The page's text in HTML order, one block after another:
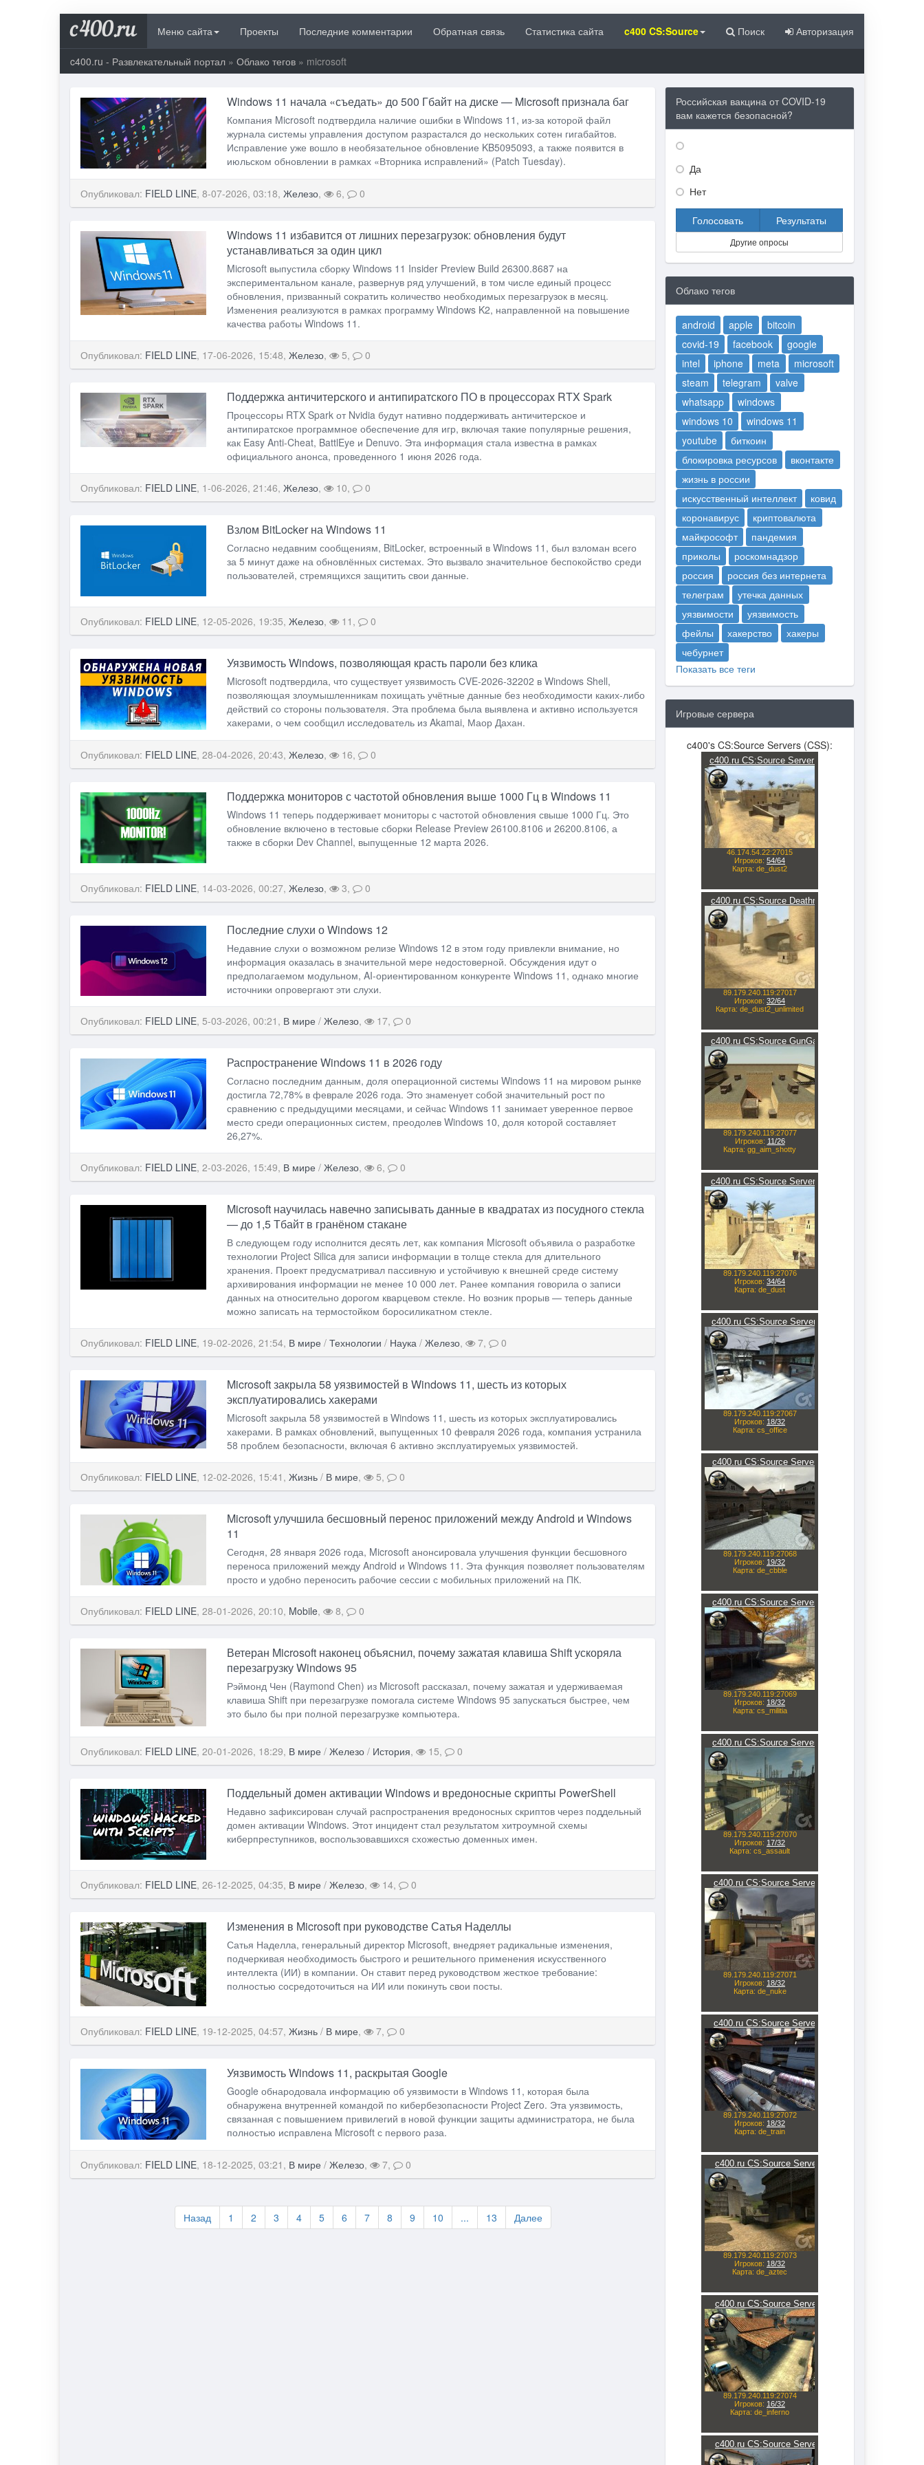
c400.ru Меню сайта Проекты Последние комментарии Обратная связь Статистика сайта c400 CS:Source Поиск Авторизация
c400.ru - Развлекательный портал » Облако тегов » microsoft
Windows 11 начала «съедать» до 500 Гбайт на диске — Microsoft признала баг
Компания Microsoft подтвердила наличие ошибки в Windows 11, из-за которой файл
журнала системы управления доступом разрастался до нескольких сотен гигабайтов.
Исправление уже вошло в необязательное обновление KB5095093, а также появится в
июльском обновлении в рамках «Вторника исправлений» (Patch Tuesday).
Опубликовал: FIELD LINE, 8-07-2026, 03:18, Железо, 6, 0
Windows 11 избавится от лишних перезагрузок: обновления будут
устанавливаться за один цикл
Microsoft выпустила сборку Windows 11 Insider Preview Build 26300.8687 на
экспериментальном канале, развернув ряд улучшений, в том числе единый процесс
обновления, призванный сократить количество необходимых перезагрузок в месяц.
Изменения реализуются в рамках программу Windows K2, направленной на повышение
качества работы Windows 11.
Опубликовал: FIELD LINE, 17-06-2026, 15:48, Железо, 5, 0
Поддержка античитерского и антипиратского ПО в процессорах RTX Spark
Процессоры RTX Spark от Nvidia будут нативно поддерживать античитерское и
антипиратское программное обеспечение для игр, включая такие популярные решения,
как Easy Anti-Cheat, BattlEye и Denuvo. Эта информация стала известна в рамках
официального анонса, проведенного 1 июня 2026 года.
Опубликовал: FIELD LINE, 1-06-2026, 21:46, Железо, 10, 0
Взлом BitLocker на Windows 11
Согласно недавним сообщениям, BitLocker, встроенный в Windows 11, был взломан всего
за 5 минут даже на обновлённых системах. Это вызвало значительное беспокойство среди
пользователей, стремящихся защитить свои данные.
Опубликовал: FIELD LINE, 12-05-2026, 19:35, Железо, 11, 0
Уязвимость Windows, позволяющая красть пароли без клика
Microsoft подтвердила, что существует уязвимость CVE-2026-32202 в Windows Shell,
позволяющая злоумышленникам похищать учётные данные без необходимости каких-либо
действий со стороны пользователя. Эта проблема была выявлена и активно используется
хакерами, о чем сообщил исследователь из Akamai, Маор Дахан.
Опубликовал: FIELD LINE, 28-04-2026, 20:43, Железо, 16, 0
Поддержка мониторов с частотой обновления выше 1000 Гц в Windows 11
Windows 11 теперь поддерживает мониторы с частотой обновления свыше 1000 Гц. Это
обновление включено в тестовые сборки Release Preview 26100.8106 и 26200.8106, а
также в сборки Dev Channel, выпущенные 12 марта 2026.
Опубликовал: FIELD LINE, 14-03-2026, 00:27, Железо, 3, 0
Последние слухи о Windows 12
Недавние слухи о возможном релизе Windows 12 в этом году привлекли внимание, но
информация оказалась в значительной мере недостоверной. Обсуждения идут о
предполагаемом модульном, AI-ориентированном конкуренте Windows 11, однако многие
источники опровергают эти слухи.
Опубликовал: FIELD LINE, 5-03-2026, 00:21, В мире / Железо, 17, 0
Распространение Windows 11 в 2026 году
Согласно последним данным, доля операционной системы Windows 11 на мировом рынке
достигла 72,78% в феврале 2026 года. Это знаменует собой значительный рост по
сравнению с предыдущими месяцами, и сейчас Windows 11 занимает уверенное первое
место среди операционных систем, преодолев Windows 10, доля которой составляет
26,27%.
Опубликовал: FIELD LINE, 2-03-2026, 15:49, В мире / Железо, 6, 0
Microsoft научилась навечно записывать данные в квадратах из посудного стекла
— до 1,5 Тбайт в гранёном стакане
В следующем году исполнится десять лет, как компания Microsoft объявила о разработке
технологии Project Silica для записи информации в толще стекла для длительного
хранения. Проект предусматривал пассивную и устойчивую к внешней среде систему
архивирования информации не менее 10 000 лет. Ранее компания говорила о записи
данных на относительно дорогом кварцевом стекле. Но возник прорыв — теперь данные
можно записать на термостойком боросиликатном стекле.
Опубликовал: FIELD LINE, 19-02-2026, 21:54, В мире / Технологии / Наука / Железо, 7, 0
Microsoft закрыла 58 уязвимостей в Windows 11, шесть из которых
эксплуатировались хакерами
Microsoft закрыла 58 уязвимостей в Windows 11, шесть из которых эксплуатировались
хакерами. В рамках обновлений, выпущенных 10 февраля 2026 года, компания устранила
58 проблем безопасности, включая 6 активно эксплуатируемых уязвимостей.
Опубликовал: FIELD LINE, 12-02-2026, 15:41, Жизнь / В мире, 5, 0
Microsoft улучшила бесшовный перенос приложений между Android и Windows
11
Сегодня, 28 января 2026 года, Microsoft анонсировала улучшения функции бесшовного
переноса приложений между Android и Windows 11. Эта функция позволяет пользователям
просто и удобно переносить рабочие сессии с мобильных приложений на ПК.
Опубликовал: FIELD LINE, 28-01-2026, 20:10, Mobile, 8, 0
Ветеран Microsoft наконец объяснил, почему зажатая клавиша Shift ускоряла
перезагрузку Windows 95
Рэймонд Чен (Raymond Chen) из Microsoft рассказал, почему зажатая и удерживаемая
клавиша Shift при перезагрузке помогала системе Windows 95 запускаться быстрее, чем
это было бы при полной перезагрузке компьютера.
Опубликовал: FIELD LINE, 20-01-2026, 18:29, В мире / Железо / История, 15, 0
Поддельный домен активации Windows и вредоносные скрипты PowerShell
Недавно зафиксирован случай распространения вредоносных скриптов через поддельный
домен активации Windows. Этот инцидент стал результатом хитроумной схемы
киберпреступников, воспользовавшихся схожестью доменных имен.
Опубликовал: FIELD LINE, 26-12-2025, 04:35, В мире / Железо, 14, 0
Изменения в Microsoft при руководстве Сатья Наделлы
Сатья Наделла, генеральный директор Microsoft, внедряет радикальные изменения,
подчеркивая необходимость быстрого и решительного применения искусственного
интеллекта (ИИ) в компании. Он ставит перед руководством жесткое требование:
полностью сосредоточиться на ИИ или покинуть свои посты.
Опубликовал: FIELD LINE, 19-12-2025, 04:57, Жизнь / В мире, 7, 0
Уязвимость Windows 11, раскрытая Google
Google обнародовала информацию об уязвимости в Windows 11, которая была
обнаружена внутренней командой по кибербезопасности Project Zero. Эта уязвимость,
связанная с повышением привилегий в новой функции защиты администратора, не была
полностью исправлена Microsoft с первого раза.
Опубликовал: FIELD LINE, 18-12-2025, 03:21, В мире / Железо, 7, 0
Назад 1 2 3 4 5 6 7 8 9 10 ... 13 Далее
Российская вакцина от COVID-19
вам кажется безопасной?
Да
Нет
Голосовать Результаты
Другие опросы
Облако тегов
android apple
bitcoin
covid-19
facebook
google
intel
iphone meta
microsoft
steam
telegram
valve
whatsapp
windows
windows 10
windows 11
youtube
биткоин
блокировка ресурсов
вконтакте
жизнь в россии
искусственный интеллект
ковид
коронавирус
криптовалюта
майкрософт
пандемия
приколы
роскомнадзор
россия
россия без интернета
телеграм
утечка данных
уязвимости
уязвимость
фейлы
хакерство
хакеры
чебурнет
Показать все теги
Игровые сервера
c400's CS:Source Servers (CSS):